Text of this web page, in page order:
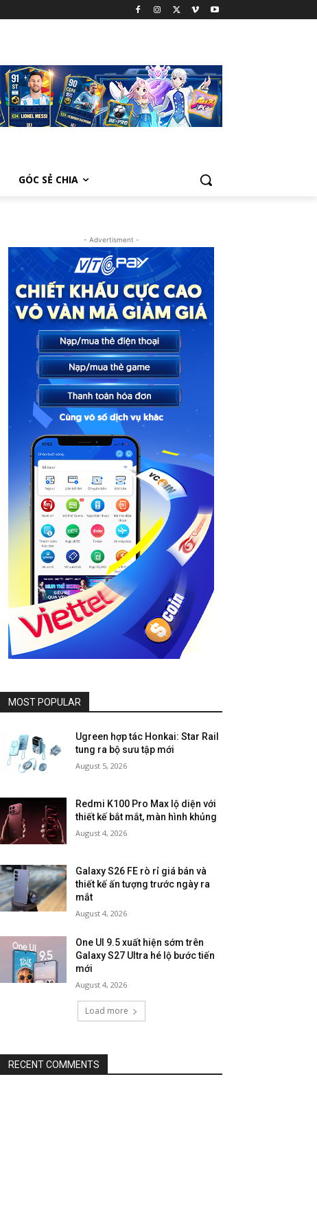
GÓC SẺ CHIA
- Advertisment -
MOST POPULAR
Ugreen hợp tác Honkai: Star Rail
tung ra bộ sưu tập mới
August 5, 2026
Redmi K100 Pro Max lộ diện với
thiết kế bắt mắt, màn hình khủng
August 4, 2026
Galaxy S26 FE rò rỉ giá bán và
thiết kế ấn tượng trước ngày ra
mắt
August 4, 2026
One UI 9.5 xuất hiện sớm trên
Galaxy S27 Ultra hé lộ bước tiến
mới
August 4, 2026
Load more
RECENT COMMENTS